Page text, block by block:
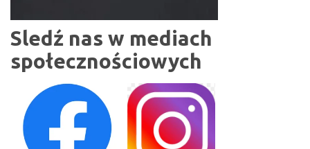
Sledź nas w mediach
społecznościowych